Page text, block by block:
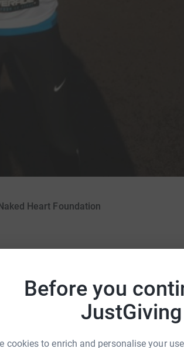
Before you
JustGiving
cookies to enrich and personalise your
Heart Foundation
вместе с командой фонда
испытание, поэтому моя личная